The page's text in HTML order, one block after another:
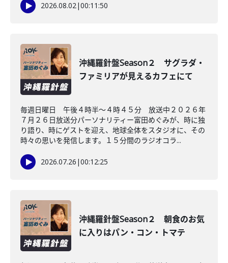
2026.08.02|00:11:50
沖縄羅針盤Season２ サグラダ・
ファミリアが見えるカフェにて
毎週日曜日 午後４時半～４時４５分 放送中２０２６年
７月２６日放送分パーソナリティー富田めぐみが、時に独
り語り、時にゲストを迎え、地球全体をスタジオに、その
時々の思いを発信します。１５分間のラジオコラ...
2026.07.26 |00:12:25
沖縄羅針盤Season２ 朝食のお気
に入りはパン・コン・トマテ